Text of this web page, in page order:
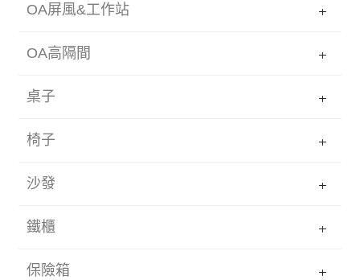
OA屏風&工作站
OA高隔間
桌子
椅子
沙發
鐵櫃
保險箱